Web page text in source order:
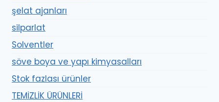
şelat ajanları
silparlat
Solventler
söve boya ve yapı kimyasalları
Stok fazlası ürünler
TEMİZLİK ÜRÜNLERİ